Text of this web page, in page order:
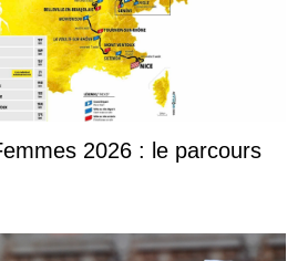
2026 : le parcours